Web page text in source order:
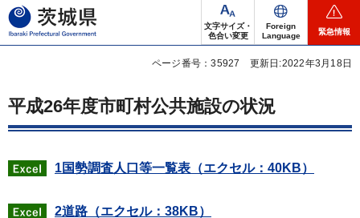
茨城県
文字サイズ・
色合い変更
Foreign
Language
緊急情報
ページ番号：35927 更新日:2022年3月18日
平成26年度市町村公共施設の状況
1国勢調査人口等一覧表（エクセル：40KB）
2道路（エクセル：38KB）